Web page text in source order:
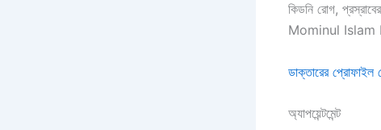
কিডনি রোগ,
Mominul Islam
ডাক্তারের প্রোফাইল
অ্যাপয়েন্টমেন্ট